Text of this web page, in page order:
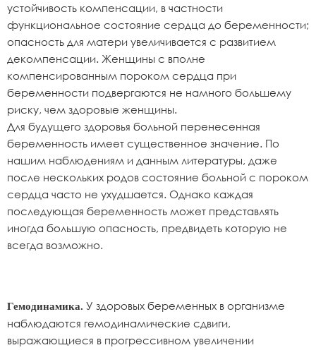
устойчивость компенсации, в частности
функциональное состояние сердца до беременности;
опасность для матери увеличивается с развитием
декомпенсации. Женщины с вполне
компенсированным пороком сердца при
беременности подвергаются не намного большему
риску, чем здоровые женщины.
Для будущего здоровья больной перенесенная
беременность имеет существенное значение. По
нашим наблюдениям и данным литературы, даже
после нескольких родов состояние больной с пороком
сердца часто не ухудшается. Однако каждая
последующая беременность может представлять
иногда большую опасность, предвидеть которую не
всегда возможно.
Гемодинамика. У здоровых беременных в организме
наблюдаются гемодинамические сдвиги,
выражающиеся в прогрессивном увеличении